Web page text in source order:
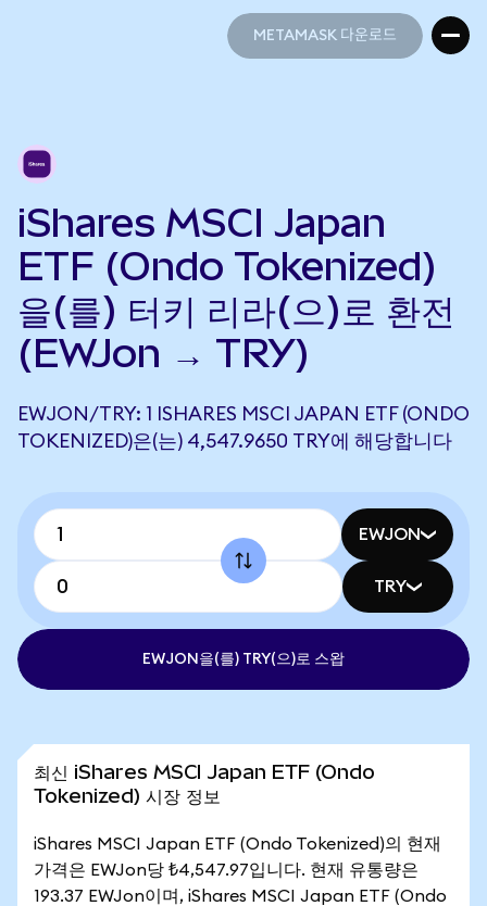
METAMASK 다운로드
iShares MSCI Japan
ETF (Ondo Tokenized)
을(를) 터키 리라(으)로 환전
(EWJon → TRY)
EWJON/TRY: 1 ISHARES MSCI JAPAN ETF (ONDO
TOKENIZED)은(는) 4,547.9650 TRY에 해당합니다
EWJON
TRY
EWJON을(를) TRY(으)로 스왑
최신 iShares MSCI Japan ETF (Ondo
Tokenized) 시장 정보
iShares MSCI Japan ETF (Ondo Tokenized)의 현재
가격은 EWJon당 ₺4,547.97입니다. 현재 유통량은
193.37 EWJon이며, iShares MSCI Japan ETF (Ondo